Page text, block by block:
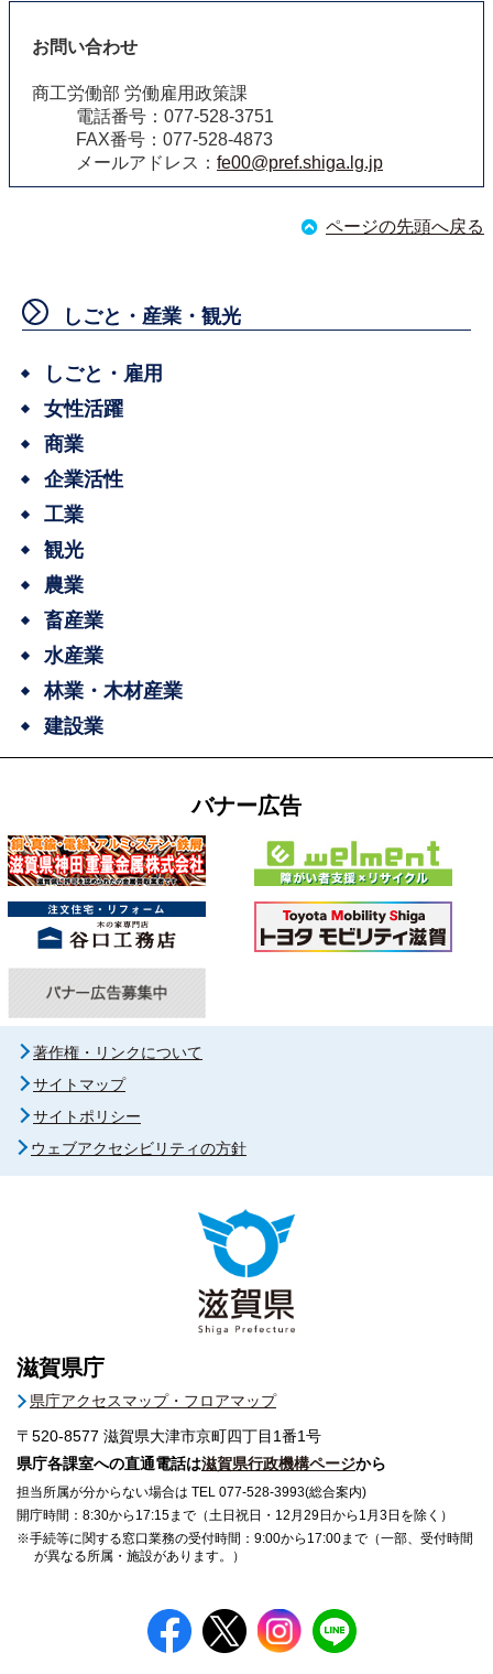
お問い合わせ
商工労働部 労働雇用政策課
電話番号：077‐528‐3751
FAX番号：077‐528‐4873
メールアドレス： fe00@pref.shiga.lg.jp
ページの先頭へ戻る
しごと・産業・観光
しごと・雇用
女性活躍
商業
企業活性
工業
観光
農業
畜産業
水産業
林業・木材産業
建設業
バナー広告
著作権・リンクについて
サイトマップ
サイトポリシー
ウェブアクセシビリティの方針
滋賀県庁
県庁アクセスマップ・フロアマップ
〒520-8577 滋賀県大津市京町四丁目1番1号
県庁各課室への直通電話は滋賀県行政機構ページから
担当所属が分からない場合は TEL 077-528-3993(総合案内)
開庁時間：8:30から17:15まで（土日祝日・12月29日から1月3日を除く）
※手続等に関する窓口業務の受付時間：9:00から17:00まで（一部、受付時間
が異なる所属・施設があります。）